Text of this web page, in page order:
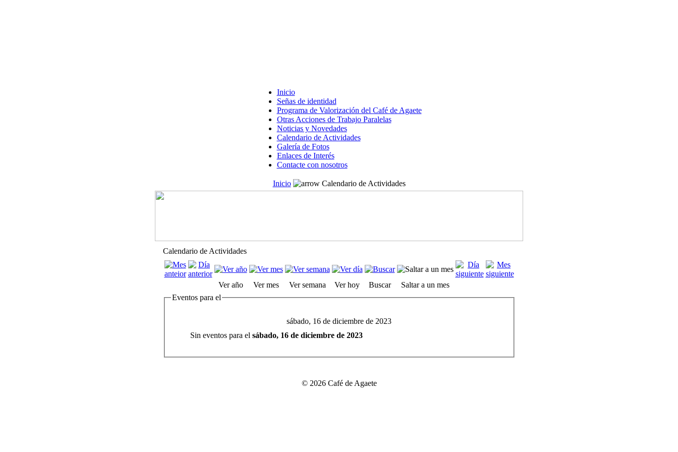
Inicio
Señas de identidad
Programa de Valorización del Café de Agaete
Otras Acciones de Trabajo Paralelas
Noticias y Novedades
Calendario de Actividades
Galería de Fotos
Enlaces de Interés
Contacte con nosotros
Inicio Calendario de Actividades
Calendario de Actividades
Ver año Ver mes Ver semana Ver hoy Buscar
Saltar a un mes
Eventos para el
sábado, 16 de diciembre de 2023
Sin eventos para el sábado, 16 de diciembre de 2023
© 2026 Café de Agaete